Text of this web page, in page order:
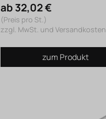
ab 32,02 €
(Preis pro St.)
zzgl. MwSt. und Versandkosten
zum Produkt